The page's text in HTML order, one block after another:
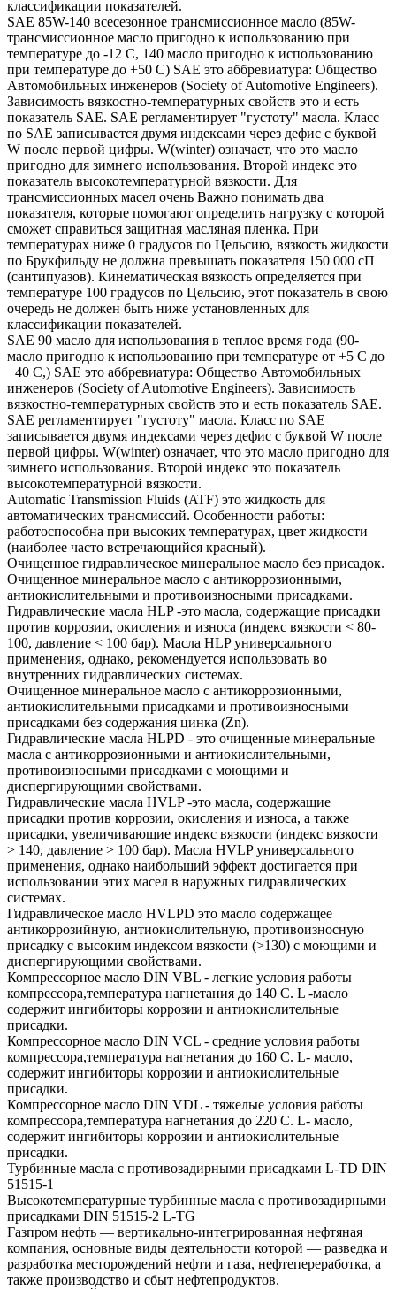
классификации показателей.
SAE 85W-140 всесезонное трансмиссионное масло (85W-
трансмиссионное масло пригодно к использованию при
температуре до -12 С, 140 масло пригодно к использованию
при температуре до +50 С) SAE это аббревиатура: Общество
Автомобильных инженеров (Society of Automotive Engineers).
Зависимость вязкостно-температурных свойств это и есть
показатель SAE. SAE регламентирует "густоту" масла. Класс
по SAE записывается двумя индексами через дефис с буквой
W после первой цифры. W(winter) означает, что это масло
пригодно для зимнего использования. Второй индекс это
показатель высокотемпературной вязкости. Для
трансмиссионных масел очень Важно понимать два
показателя, которые помогают определить нагрузку с которой
сможет справиться защитная масляная пленка. При
температурах ниже 0 градусов по Цельсию, вязкость жидкости
по Брукфильду не должна превышать показателя 150 000 сП
(сантипуазов). Кинематическая вязкость определяется при
температуре 100 градусов по Цельсию, этот показатель в свою
очередь не должен быть ниже установленных для
классификации показателей.
SAE 90 масло для использования в теплое время года (90-
масло пригодно к использованию при температуре от +5 С до
+40 С,) SAE это аббревиатура: Общество Автомобильных
инженеров (Society of Automotive Engineers). Зависимость
вязкостно-температурных свойств это и есть показатель SAE.
SAE регламентирует "густоту" масла. Класс по SAE
записывается двумя индексами через дефис с буквой W после
первой цифры. W(winter) означает, что это масло пригодно для
зимнего использования. Второй индекс это показатель
высокотемпературной вязкости.
Automatic Transmission Fluids (ATF) это жидкость для
автоматических трансмиссий. Особенности работы:
работоспособна при высоких температурах, цвет жидкости
(наиболее часто встречающийся красный).
Очищенное гидравлическое минеральное масло без присадок.
Очищенное минеральное масло с антикоррозионными,
антиокислительными и противоизносными присадками.
Гидравлические масла HLP -это масла, содержащие присадки
против коррозии, окисления и износа (индекс вязкости < 80-
100, давление < 100 бар). Масла HLP универсального
применения, однако, рекомендуется использовать во
внутренних гидравлических системах.
Очищенное минеральное масло с антикоррозионными,
антиокислительными присадками и противоизносными
присадками без содержания цинка (Zn).
Гидравлические масла HLPD - это очищенные минеральные
масла с антикоррозионными и антиокислительными,
противоизносными присадками с моющими и
диспергирующими свойствами.
Гидравлические масла HVLP -это масла, содержащие
присадки против коррозии, окисления и износа, а также
присадки, увеличивающие индекс вязкости (индекс вязкости
> 140, давление > 100 бар). Масла HVLP универсального
применения, однако наибольший эффект достигается при
использовании этих масел в наружных гидравлических
системах.
Гидравлическое масло HVLPD это масло содержащее
антикоррозийную, антиокислительную, противоизносную
присадку с высоким индексом вязкости (>130) с моющими и
диспергирующими свойствами.
Компрессорное масло DIN VBL - легкие условия работы
компрессора,температура нагнетания до 140 С. L -масло
содержит ингибиторы коррозии и антиокислительные
присадки.
Компрессорное масло DIN VCL - средние условия работы
компрессора,температура нагнетания до 160 С. L- масло,
содержит ингибиторы коррозии и антиокислительные
присадки.
Компрессорное масло DIN VDL - тяжелые условия работы
компрессора,температура нагнетания до 220 С. L- масло,
содержит ингибиторы коррозии и антиокислительные
присадки.
Турбинные масла с противозадирными присадками L-TD DIN
51515-1
Высокотемпературные турбинные масла с противозадирными
присадками DIN 51515-2 L-TG
Газпром нефть — вертикально-интегрированная нефтяная
компания, основные виды деятельности которой — разведка и
разработка месторождений нефти и газа, нефтепереработка, а
также производство и сбыт нефтепродуктов.